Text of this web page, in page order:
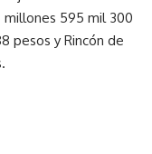
millones 595 mil 300
pesos y Rincón de